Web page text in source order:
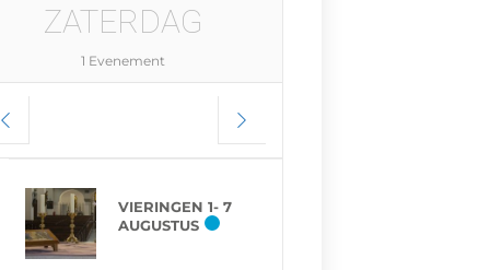
ZATERDAG
1 Evenement
VIERINGEN 1- 7
AUGUSTUS